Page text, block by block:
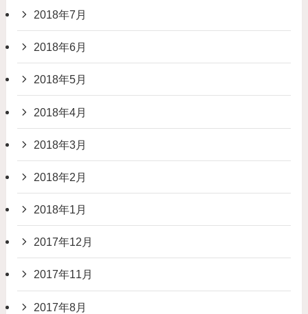
2018年7月
2018年6月
2018年5月
2018年4月
2018年3月
2018年2月
2018年1月
2017年12月
2017年11月
2017年8月